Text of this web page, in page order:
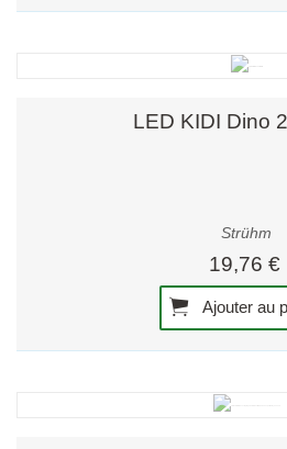
LED KIDI Dino
Strühm
19,76 €
Ajouter au